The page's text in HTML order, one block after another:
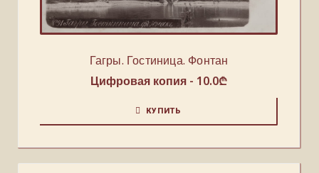
Гагры. Гостиница. Фонтан
Цифровая копия - 10.0₾
КУПИТЬ